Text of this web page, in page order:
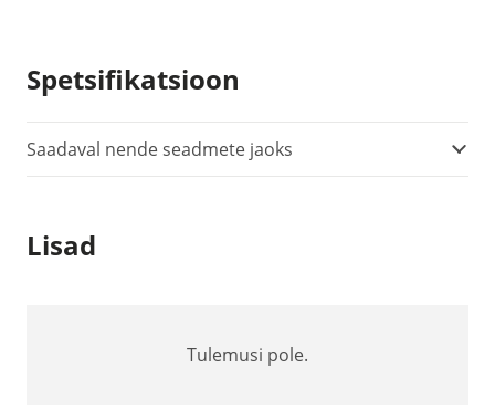
kogus
Spetsifikatsioon
Saadaval nende seadmete jaoks
Lisad
Tulemusi pole.